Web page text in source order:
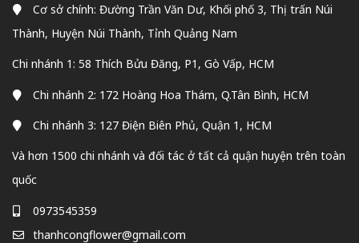
Cơ sở chính: Đường Trần Văn Dư, Khối phố 3, Thị trấn Núi
Thành, Huyện Núi Thành, Tỉnh Quảng Nam
Chi nhánh 1: 58 Thích Bửu Đăng, P1, Gò Vấp, HCM
Chi nhánh 2: 172 Hoàng Hoa Thám, Q.Tân Bình, HCM
Chi nhánh 3: 127 Điện Biên Phủ, Quận 1, HCM
Và hơn 1500 chi nhánh và đối tác ở tất cả quận huyện trên toàn
quốc
0973545359
thanhcongflower@gmail.com